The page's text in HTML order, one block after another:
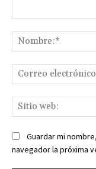
Guardar mi
navegador la próxima